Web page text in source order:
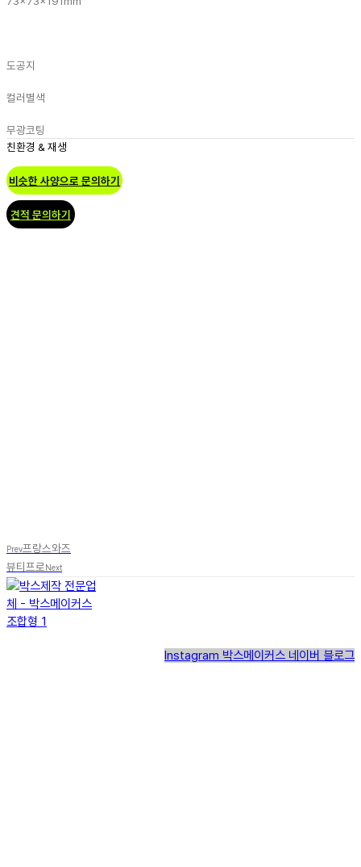
도공지
컬러 별색
무광코팅
친환경 & 재생
비슷한 사양으로 문의하기
견적 문의하기
Prev프랑스와즈
뷰티프로Next
Instagram 박스메이커스 네이버 블로그